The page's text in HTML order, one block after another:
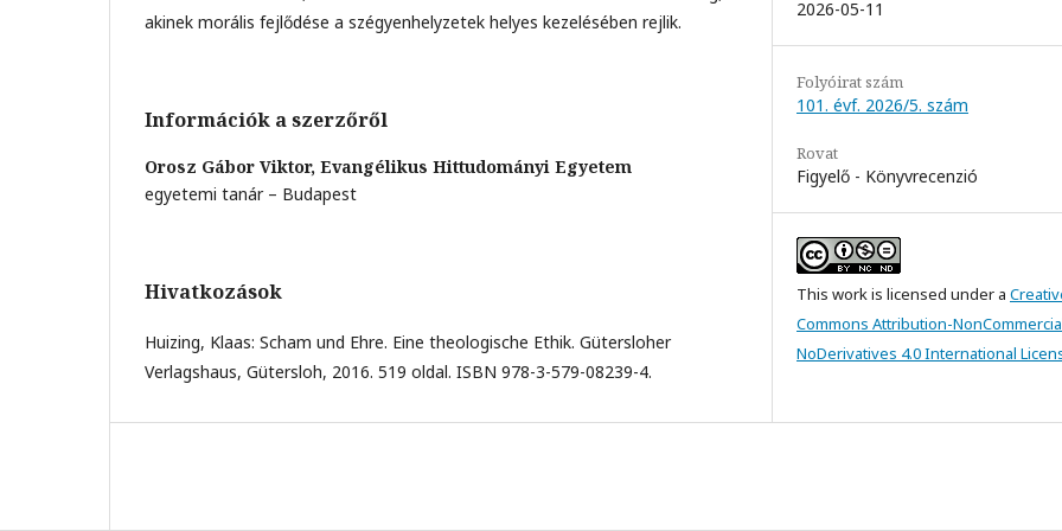
akinek morális fejlődése a szégyenhelyzetek helyes kezelésében rejlik.
Információk a szerzőről
Orosz Gábor Viktor, Evangélikus Hittudományi Egyetem
egyetemi tanár – Budapest
Hivatkozások
Huizing, Klaas: Scham und Ehre. Eine theologische Ethik. Gütersloher
Verlagshaus, Gütersloh, 2016. 519 oldal. ISBN 978-3-579-08239-4.
2026-05-11
Folyóirat szám
101. évf. 2026/5. szám
Rovat
Figyelő - Könyvrecenzió
This work is licensed under a
Commons Attribution-
NoDerivatives 4.0 International